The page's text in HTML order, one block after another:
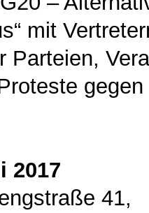
mit
Parteien,
gegen
2017
41,